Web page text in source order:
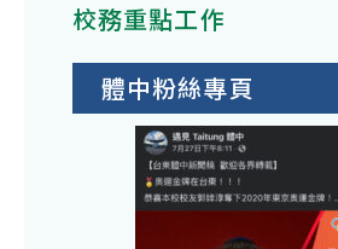
校務重點工作
體中粉絲專頁